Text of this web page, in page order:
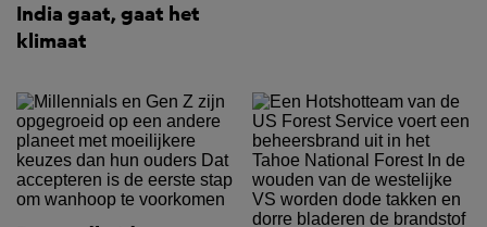
India gaat, gaat het
klimaat